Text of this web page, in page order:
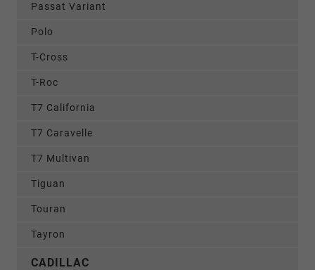
Passat Variant
Polo
T-Cross
T-Roc
T7 California
T7 Caravelle
T7 Multivan
Tiguan
Touran
Tayron
CADILLAC